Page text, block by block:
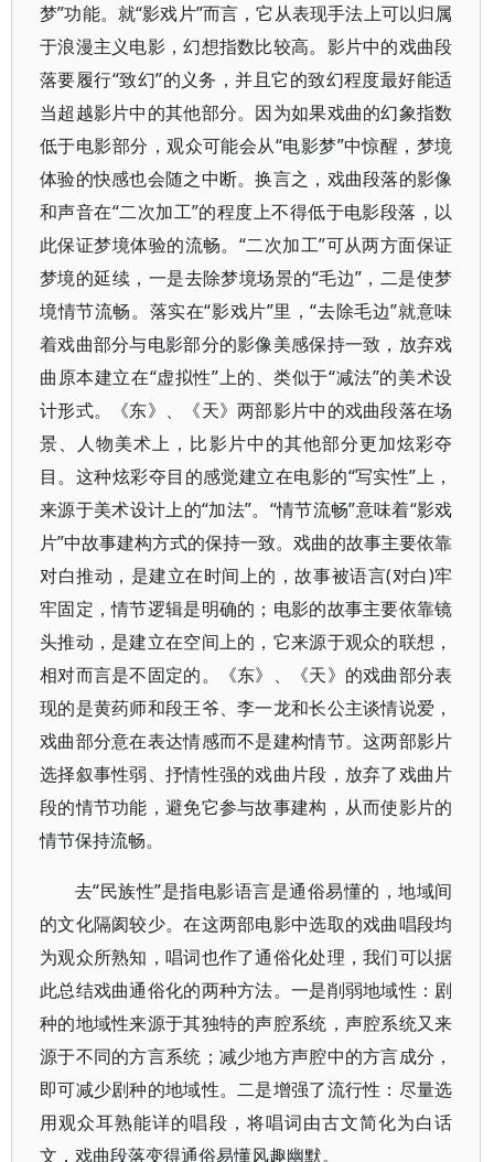
梦”功能。就“影戏片”而言，它从表现手法上可以归属
于浪漫主义电影，幻想指数比较高。影片中的戏曲段
落要履行“致幻”的义务，并且它的致幻程度最好能适
当超越影片中的其他部分。因为如果戏曲的幻象指数
低于电影部分，观众可能会从“电影梦”中惊醒，梦境
体验的快感也会随之中断。换言之，戏曲段落的影像
和声音在“二次加工”的程度上不得低于电影段落，以
此保证梦境体验的流畅。“二次加工”可从两方面保证
梦境的延续，一是去除梦境场景的“毛边”，二是使梦
境情节流畅。落实在“影戏片”里，“去除毛边”就意味
着戏曲部分与电影部分的影像美感保持一致，放弃戏
曲原本建立在“虚拟性”上的、类似于“减法”的美术设
计形式。《东》、《天》两部影片中的戏曲段落在场
景、人物美术上，比影片中的其他部分更加炫彩夺
目。这种炫彩夺目的感觉建立在电影的“写实性”上，
来源于美术设计上的“加法”。“情节流畅”意味着“影戏
片”中故事建构方式的保持一致。戏曲的故事主要依靠
对白推动，是建立在时间上的，故事被语言(对白)牢
牢固定，情节逻辑是明确的；电影的故事主要依靠镜
头推动，是建立在空间上的，它来源于观众的联想，
相对而言是不固定的。《东》、《天》的戏曲部分表
现的是黄药师和段王爷、李一龙和长公主谈情说爱，
戏曲部分意在表达情感而不是建构情节。这两部影片
选择叙事性弱、抒情性强的戏曲片段，放弃了戏曲片
段的情节功能，避免它参与故事建构，从而使影片的
情节保持流畅。
去“民族性”是指电影语言是通俗易懂的，地域间
的文化隔阂较少。在这两部电影中选取的戏曲唱段均
为观众所熟知，唱词也作了通俗化处理，我们可以据
此总结戏曲通俗化的两种方法。一是削弱地域性：剧
种的地域性来源于其独特的声腔系统，声腔系统又来
源于不同的方言系统；减少地方声腔中的方言成分，
即可减少剧种的地域性。二是增强了流行性：尽量选
用观众耳熟能详的唱段，将唱词由古文简化为白话
文，戏曲段落变得通俗易懂风趣幽默。